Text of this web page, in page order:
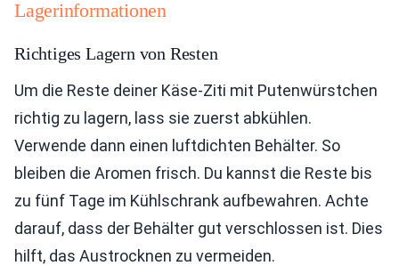
Lagerinformationen
Richtiges Lagern von Resten
Um die Reste deiner Käse-Ziti mit Putenwürstchen
richtig zu lagern, lass sie zuerst abkühlen.
Verwende dann einen luftdichten Behälter. So
bleiben die Aromen frisch. Du kannst die Reste bis
zu fünf Tage im Kühlschrank aufbewahren. Achte
darauf, dass der Behälter gut verschlossen ist. Dies
hilft, das Austrocknen zu vermeiden.